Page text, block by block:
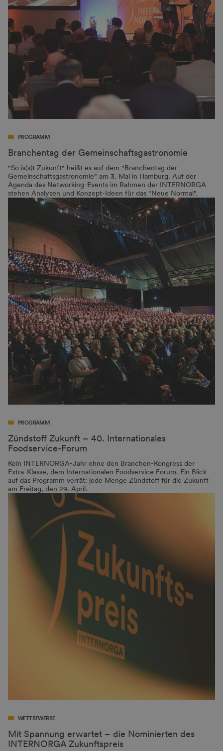
PROGRAMM
Branchentag der Gemeinschaftsgastronomie
"So is(s)t Zukunft" heißt es auf dem "Branchentag der
Gemeinschaftsgastronomie" am 3. Mai in Hamburg. Auf der
Agenda des Networking-Events im Rahmen der INTERNORGA
stehen Analysen und Konzept-Ideen für das "Neue Normal".
PROGRAMM
Zündstoff Zukunft – 40. Internationales
Foodservice-Forum
Kein INTERNORGA-Jahr ohne den Branchen-Kongress der
Extra-Klasse, dem Internationalen Foodservice Forum. Ein Blick
auf das Programm verrät: jede Menge Zündstoff für die Zukunft
am Freitag, den 29. April.
WETTBEWERBE
Mit Spannung erwartet – die Nominierten des
INTERNORGA Zukunftspreis